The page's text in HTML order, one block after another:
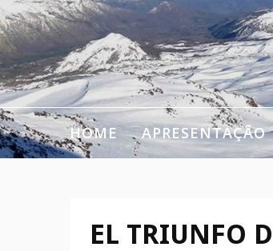
HOME APRESENTAÇÃO
EL TRIUNFO